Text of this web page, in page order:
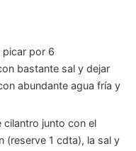
picar por 6
bastante sal y dejar
abundante agua fría y
cilantro junto con el
(reserve 1 cdta), la sal y